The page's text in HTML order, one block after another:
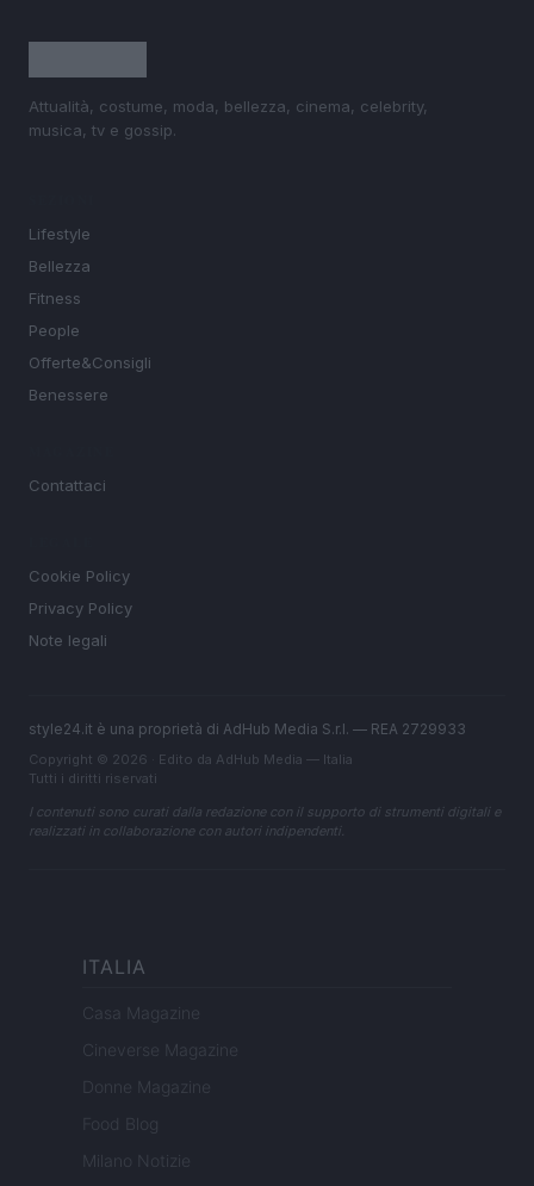
Attualità, costume, moda, bellezza, cinema, celebrity,
musica, tv e gossip.
Lifestyle
Bellezza
Fitness
People
Offerte&Consigli
Benessere
Contattaci
Cookie Policy
Privacy Policy
Note legali
style24.it è una proprietà di AdHub Media S.r.l. — REA 2729933
Copyright © 2026 · Edito da AdHub Media — Italia
Tutti i diritti riservati
I contenuti sono curati dalla redazione con il supporto di strumenti digitali e
realizzati in collaborazione con autori indipendenti.
ITALIA
Casa Magazine
Cineverse Magazine
Donne Magazine
Food Blog
Milano Notizie